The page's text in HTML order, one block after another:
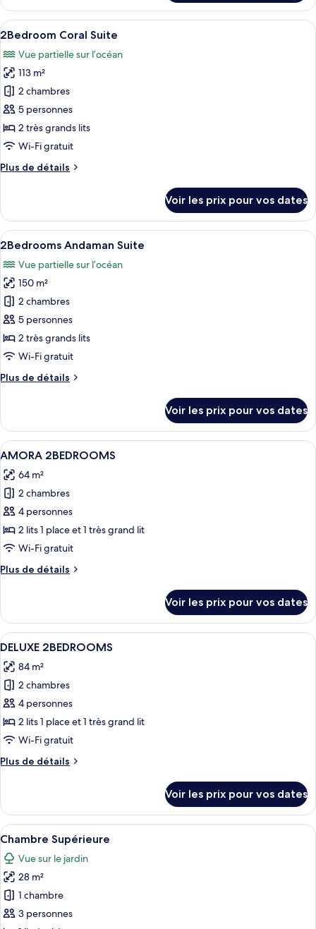
le
type
de
1Bedroom
Casuarina
Suite
Afficher
toutes
les
photos
pour
ce
type
de
chambre :
2Bedroom
Une chambre d’hôtel équipée d’une
6
2Bedroom Coral Suite
Vue partielle sur l’océan
113 m²
2 chambres
5 personnes
2 très grands lits
Wi-Fi gratuit
Plus de détails
Plus
le
type
de
2Bedroom
Coral
Suite
Voir les prix pour vos dates
Afficher
toutes
les
photos
pour
ce
type
de
chambre :
2Bedrooms
Un salon bien éclairé, avec un
11
2Bedrooms Andaman Suite
Vue partielle sur l’océan
150 m²
2 chambres
5 personnes
2 très grands lits
Wi-Fi gratuit
Plus de détails
Plus
le
type
de
2Bedrooms
Andaman
Suite
Voir les prix pour vos dates
Afficher
toutes
les
photos
pour
ce
type
chambre :
Une chambre d’hôtel moderne,
6
AMORA 2BEDROOMS
64 m²
2 chambres
4 personnes
2 lits 1 place et 1 très grand lit
Wi-Fi gratuit
Plus de détails
Plus
le
type
de
AMORA
2BEDROOMS
Voir les prix pour vos dates
Afficher
toutes
les
photos
pour
ce
type
chambre :
Une chambre d’hôtel avec deux lits,
5
DELUXE 2BEDROOMS
84 m²
2 chambres
4 personnes
2 lits 1 place et 1 très grand lit
Wi-Fi gratuit
Plus de détails
Plus
le
type
de
chambre
DELUXE
2BEDROOMS
Voir les prix pour vos dates
Afficher
toutes
les
photos
pour
ce
Une chambre d’hôtel moderne,
13
Chambre Supérieure
Vue sur le jardin
28 m²
1 chambre
3 personnes